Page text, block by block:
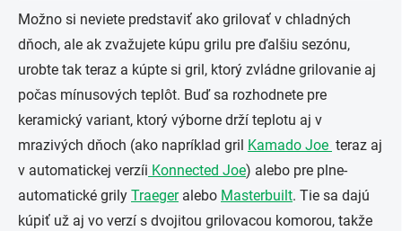
Možno si neviete predstaviť ako grilovať v chladných
dňoch, ale ak zvažujete kúpu grilu pre ďalšiu sezónu,
urobte tak teraz a kúpte si gril, ktorý zvládne grilovanie aj
počas mínusových teplôt. Buď sa rozhodnete pre
keramický variant, ktorý výborne drží teplotu aj v
mrazivých dňoch (ako napríklad gril Kamado Joe teraz aj
v automatickej verzíi Konnected Joe) alebo pre plne-
automatické grily Traegeralebo Masterbuilt. Tie sa dajú
kúpiť už aj vo verzí s dvojitou grilovacou komorou, takže